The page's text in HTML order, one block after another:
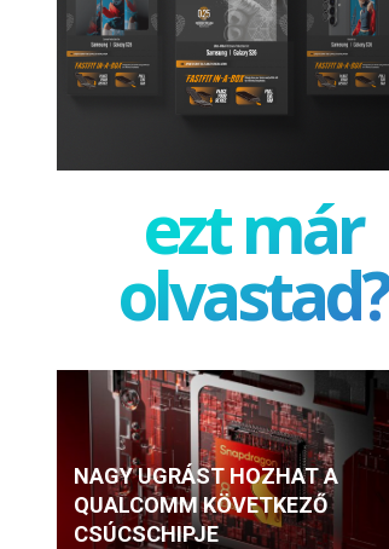
ezt már
olvastad?
NAGY UGRÁST HOZHAT A
QUALCOMM KÖVETKEZŐ
CSÚCSCHIPJE